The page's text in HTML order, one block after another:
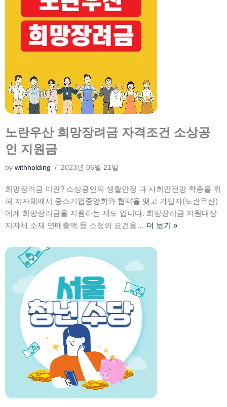
노란우산 희망장려금 자격조건 소상공
인 지원금
by withholding 2023년 06월 21일
희망장려금 이란? 소상공인의 생활안정 과 사회안전망 확충을 위
해 지자체에서 중소기업중앙회와 협약을 맺고 가입자(노란우산)
에게 희망장려금을 지원하는 제도 입니다. 희망장려금 지원대상
지자체 소재 연매출액 등 소정의 요건을… 더 보기 »